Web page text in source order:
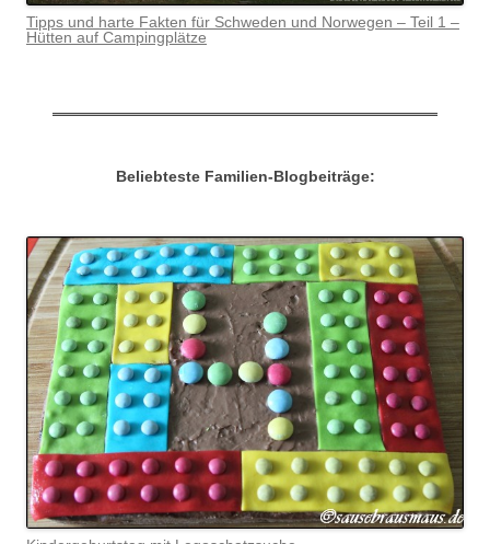
Tipps und harte Fakten für Schweden und Norwegen – Teil 1 –
Hütten auf Campingplätze
Beliebteste Familien-Blogbeiträge: